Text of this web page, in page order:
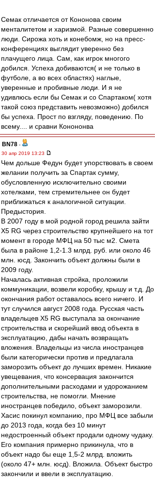
Семак отличается от Кононова своим
менталитетом и харизмой. Разные совершенно
люди. Сирожа хоть и конебомж, но на пресс-
конференциях выглядит уверенно без
плачущего лица. Сам, как игрок многого
добился. Успеха добиваются( и не только в
футболе, а во всех областях) наглые,
уверенные и пробивные люди. И я не
удивлюсь если бы Семак и со Спартаком( хотя
такой союз представить невозможно) добился
бы успеха. Прост по взгляду, поведению. По
всему.... и сравни Конононва
BN78 -
30 апр 2019 13:23
Чем дольше Федун будет упорствовать в своем
желании получить за Спартак сумму,
обусловленную исключительно своими
хотелками, тем стремительнее он будет
приближаться к аналогичной ситуации.
Предыстория.
В 2007 году в мой родной город решила зайти
X5 RG через строительство крупнейшего на тот
момент в городе МФЦ на 50 тыс м2. Смета
была в районе 1,2-1.3 млрд. руб. или около 46
млн. юсд. Закончить объект должны были в
2009 году.
Началась активная стройка, проложили
коммуникации, возвели коробку, крышу и т.д. До
окончания работ оставалось всего ничего. И
тут случился август 2008 года. Русская часть
владельцев X5 RG выступала за окончание
строительства и скорейший ввод объекта в
эксплуатацию, дабы начать возвращать
вложения. Владельцы из числа иностранцев
были категорически против и предлагала
заморозить объект до лучших времен. Никакие
увещевания, что консервация закончится
дополнительными расходами и удорожанием
строительства, не помогли. Мнение
иностранцев победило, объект заморозили.
Хасис покинул компанию, про МФЦ все забыли
до 2013 года, когда без 10 минут
недостроенный объект продали одному чудаку.
Его компания примерно прикинула, что в
объект надо бы еще 1,5-2 млрд. вложить
(около 47+ млн. юсд). Вложила. Объект быстро
закончили и ввели в эксплуатацию.